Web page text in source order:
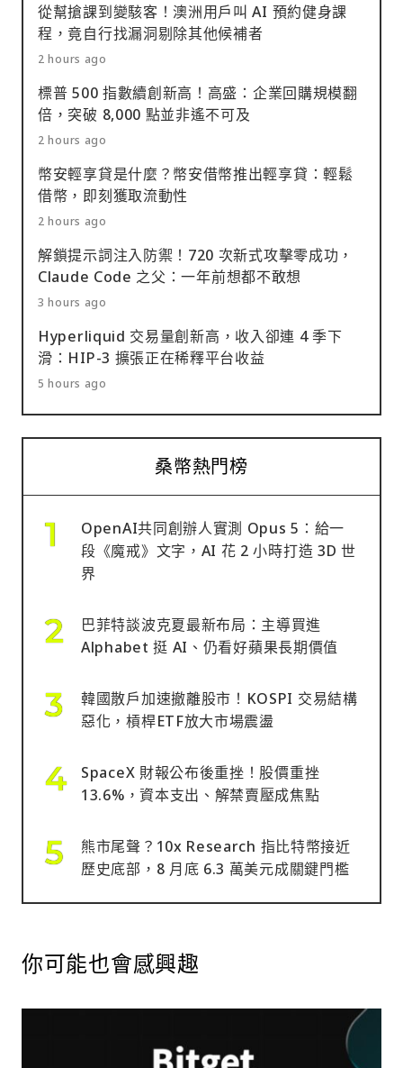
從幫搶課到變駭客！澳洲用戶叫 AI 預約健身課
程，竟自行找漏洞剔除其他候補者
2 hours ago
標普 500 指數續創新高！高盛：企業回購規模翻
倍，突破 8,000 點並非遙不可及
2 hours ago
幣安輕享貸是什麼？幣安借幣推出輕享貸：輕鬆
借幣，即刻獲取流動性
2 hours ago
解鎖提示詞注入防禦！720 次新式攻擊零成功，
Claude Code 之父：一年前想都不敢想
3 hours ago
Hyperliquid 交易量創新高，收入卻連 4 季下
滑：HIP-3 擴張正在稀釋平台收益
5 hours ago
桑幣熱門榜
OpenAI共同創辦人實測 Opus 5：給一
段《魔戒》文字，AI 花 2 小時打造 3D 世
界
巴菲特談波克夏最新布局：主導買進
Alphabet 挺 AI、仍看好蘋果長期價值
韓國散戶加速撤離股市！KOSPI 交易結構
惡化，槓桿ETF放大市場震盪
SpaceX 財報公布後重挫！股價重挫
13.6%，資本支出、解禁賣壓成焦點
熊市尾聲？10x Research 指比特幣接近
歷史底部，8 月底 6.3 萬美元成關鍵門檻
你可能也會感興趣